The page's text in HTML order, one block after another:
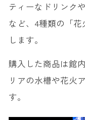
ティーなドリンク
など、4種類の「
します。
購入した商品は館
リアの水槽や花火
す。